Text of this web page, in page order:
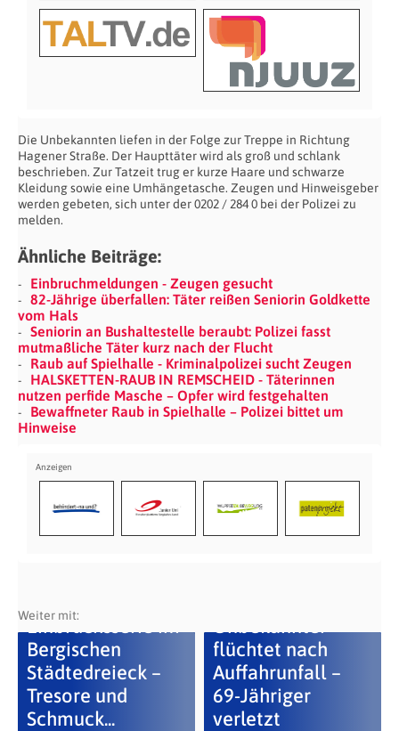
Die Unbekannten liefen in der Folge zur Treppe in Richtung
Hagener Straße. Der Haupttäter wird als groß und schlank
beschrieben. Zur Tatzeit trug er kurze Haare und schwarze
Kleidung sowie eine Umhängetasche. Zeugen und Hinweisgeber
werden gebeten, sich unter der 0202 / 284 0 bei der Polizei zu
melden.
Ähnliche Beiträge:
Einbruchmeldungen - Zeugen gesucht
82-Jährige überfallen: Täter reißen Seniorin Goldkette
vom Hals
Seniorin an Bushaltestelle beraubt: Polizei fasst
mutmaßliche Täter kurz nach der Flucht
Raub auf Spielhalle - Kriminalpolizei sucht Zeugen
HALSKETTEN-RAUB IN REMSCHEID - Täterinnen
nutzen perfide Masche – Opfer wird festgehalten
Bewaffneter Raub in Spielhalle – Polizei bittet um
Hinweise
Weiter mit:
Einbruchsserie im
Bergischen
Städtedreieck –
Tresore und
Schmuck...
flüchtet nach
Auffahrunfall –
69-Jähriger
verletzt